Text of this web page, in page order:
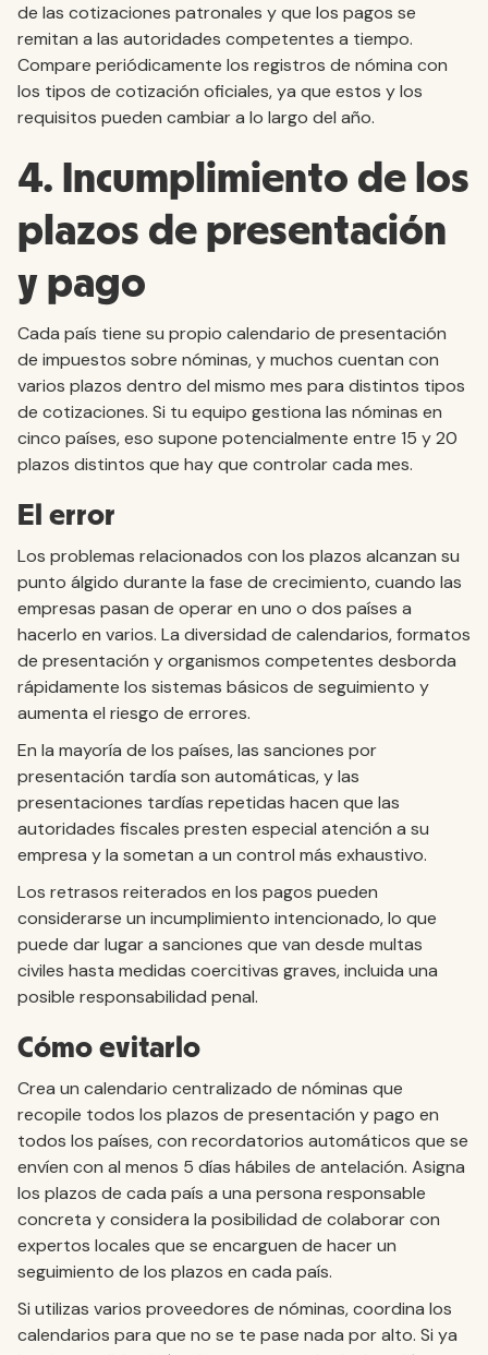
de las cotizaciones patronales y que los pagos se
remitan a las autoridades competentes a tiempo.
Compare periódicamente los registros de nómina con
los tipos de cotización oficiales, ya que estos y los
requisitos pueden cambiar a lo largo del año.
4. Incumplimiento de los
plazos de presentación
y pago
Cada país tiene su propio calendario de presentación
de impuestos sobre nóminas, y muchos cuentan con
varios plazos dentro del mismo mes para distintos tipos
de cotizaciones. Si tu equipo gestiona las nóminas en
cinco países, eso supone potencialmente entre 15 y 20
plazos distintos que hay que controlar cada mes.
El error
Los problemas relacionados con los plazos alcanzan su
punto álgido durante la fase de crecimiento, cuando las
empresas pasan de operar en uno o dos países a
hacerlo en varios. La diversidad de calendarios, formatos
de presentación y organismos competentes desborda
rápidamente los sistemas básicos de seguimiento y
aumenta el riesgo de errores.
En la mayoría de los países, las sanciones por
presentación tardía son automáticas, y las
presentaciones tardías repetidas hacen que las
autoridades fiscales presten especial atención a su
empresa y la sometan a un control más exhaustivo.
Los retrasos reiterados en los pagos pueden
considerarse un incumplimiento intencionado, lo que
puede dar lugar a sanciones que van desde multas
civiles hasta medidas coercitivas graves, incluida una
posible responsabilidad penal.
Cómo evitarlo
Crea un calendario centralizado de nóminas que
recopile todos los plazos de presentación y pago en
todos los países, con recordatorios automáticos que se
envíen con al menos 5 días hábiles de antelación. Asigna
los plazos de cada país a una persona responsable
concreta y considera la posibilidad de colaborar con
expertos locales que se encarguen de hacer un
seguimiento de los plazos en cada país.
Si utilizas varios proveedores de nóminas, coordina los
calendarios para que no se te pase nada por alto. Si ya